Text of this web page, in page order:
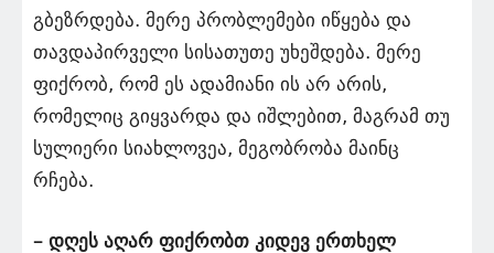
გბეზრდება. მერე პრობლემები იწყება და
თავდაპირველი სისათუთე უხეშდება. მერე
ფიქრობ, რომ ეს ადამიანი ის არ არის,
რომელიც გიყვარდა და იშლებით, მაგრამ თუ
სულიერი სიახლოვეა, მეგობრობა მაინც
რჩება.
– დღეს აღარ ფიქრობთ კიდევ ერთხელ